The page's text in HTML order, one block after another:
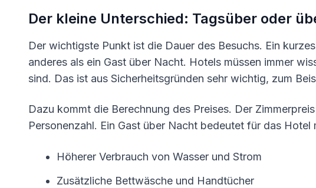
Der kleine Unterschied: Tagsüber oder
Der wichtigste Punkt ist die Dauer des Besuchs. Ein
anderes als ein Gast über Nacht. Hotels müssen immer
sind. Das ist aus Sicherheitsgründen sehr wichtig, zum
Dazu kommt die Berechnung des Preises. Der
Personenzahl. Ein Gast über Nacht bedeutet für das Hotel
Höherer Verbrauch von Wasser und Strom
Zusätzliche Bettwäsche und Handtücher